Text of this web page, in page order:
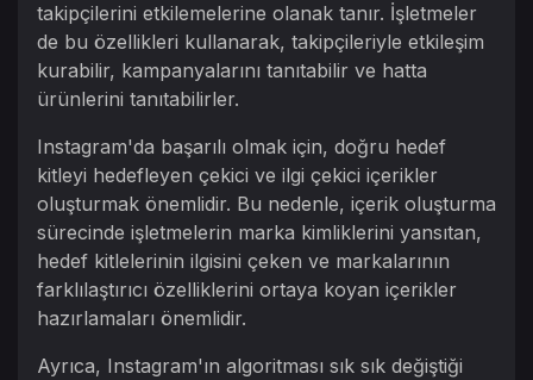
takipçilerini etkilemelerine olanak tanır. İşletmeler
de bu özellikleri kullanarak, takipçileriyle etkileşim
kurabilir, kampanyalarını tanıtabilir ve hatta
ürünlerini tanıtabilirler.
Instagram'da başarılı olmak için, doğru hedef
kitleyi hedefleyen çekici ve ilgi çekici içerikler
oluşturmak önemlidir. Bu nedenle, içerik oluşturma
sürecinde işletmelerin marka kimliklerini yansıtan,
hedef kitlelerinin ilgisini çeken ve markalarının
farklılaştırıcı özelliklerini ortaya koyan içerikler
hazırlamaları önemlidir.
Ayrıca, Instagram'ın algoritması sık sık değiştiği